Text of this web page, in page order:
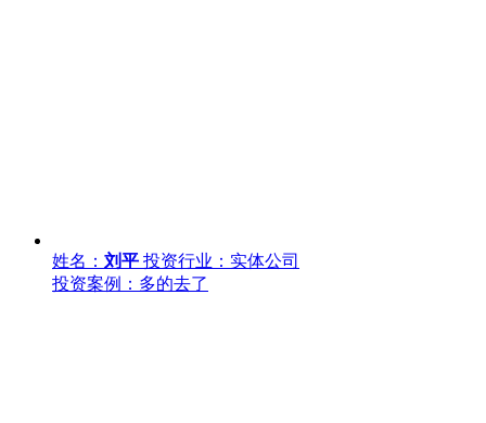
姓名： 刘平 投资行业：实体公司
投资案例：多的去了